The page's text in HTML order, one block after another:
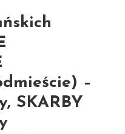
–
SKARBY